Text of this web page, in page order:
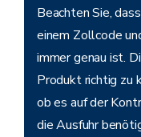
Beachten Sie,
einem Zollcode
immer genau ist.
Produkt richtig zu
ob es auf der
die Ausfuhr